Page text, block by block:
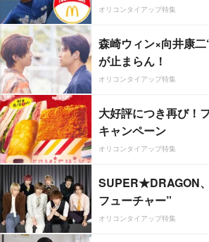
オリコンタイアップ特集
森崎ウィン×向井康
が止まらん！
オリコンタイアップ特集
大好評につき再び！
キャンペーン
オリコンタイアップ特集
SUPER★DRAGON
フューチャー”
オリコンタイアップ特集